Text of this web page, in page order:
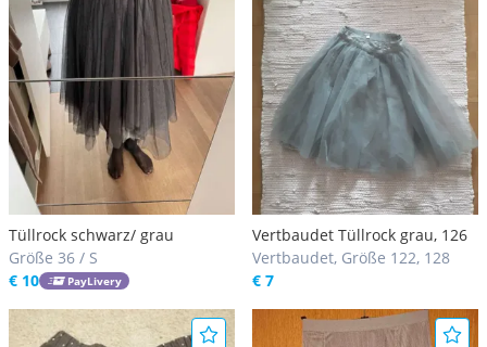
Tüllrock schwarz/ grau
Größe 36 / S
€ 10
PayLivery
Vertbaudet Tüllrock grau, 126
Vertbaudet, Größe 122, 128
€ 7